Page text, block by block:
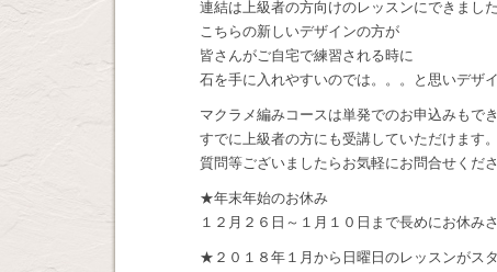
連結は上級者の方向けのレッスンにできまし
こちらの新しいデザインの方が
皆さんがご自宅で練習される時に
石を手に入れやすいのでは。。。と思いデザ
マクラメ編みコースは単発でのお申込みもでき
すでに上級者の方にも受講していただけます。
質問等ございましたらお気軽にお問合せくだ
★年末年始のお休み
１２月２６日～１月１０日まで長めにお休み
★２０１８年１月から日曜日のレッスンがス